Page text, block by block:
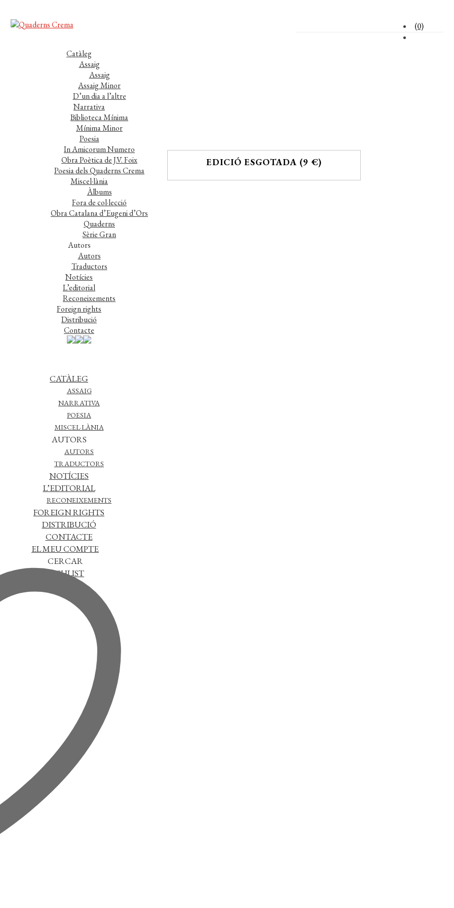
(0)
Catàleg
Assaig
Assaig
Assaig Minor
D’un dia a l’altre
Narrativa
Biblioteca Mínima
Mínima Minor
Poesia
In Amicorum Numero
Obra Poètica de J.V. Foix
Poesia dels Quaderns Crema
Miscel·lània
Àlbums
Fora de col·lecció
Obra Catalana d’Eugeni d’Ors
Quaderns
Sèrie Gran
Autors
Autors
Traductors
Notícies
L’editorial
Reconeixements
Foreign rights
Distribució
Contacte
CATÀLEG
ASSAIG
NARRATIVA
POESIA
MISCEL·LÀNIA
AUTORS
AUTORS
TRADUCTORS
NOTÍCIES
L’EDITORIAL
RECONEIXEMENTS
FOREIGN RIGHTS
DISTRIBUCIÓ
CONTACTE
EL MEU COMPTE
CERCAR
WISHLIST
EDICIÓ ESGOTADA (9 €)